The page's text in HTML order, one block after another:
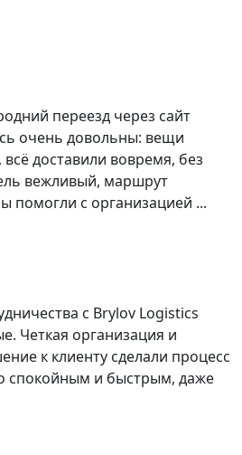
переезд через сайт
очень довольны: вещи
доставили вовремя, без
вежливый, маршрут
помогли с организацией ...
с Brylov Logistics
Четкая организация и
к клиенту сделали процесс
спокойным и быстрым, даже